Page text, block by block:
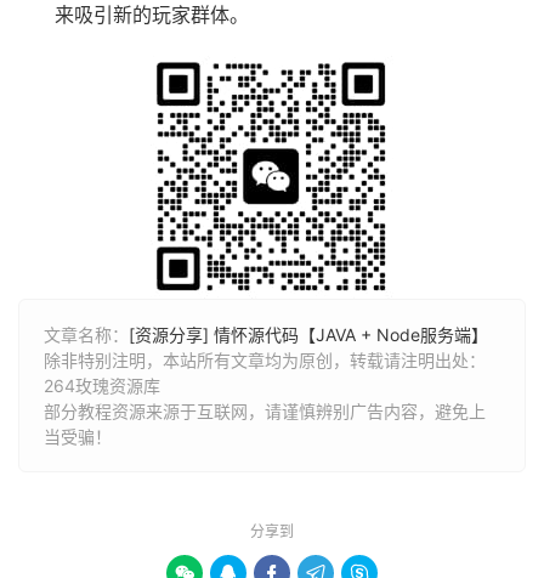
来吸引新的玩家群体。
文章名称： [资源分享] 情怀源代码【JAVA + Node服务端】
除非特别注明，本站所有文章均为原创，转载请注明出处：
264玫瑰资源库
部分教程资源来源于互联网，请谨慎辨别广告内容，避免上
当受骗！
分享到
    